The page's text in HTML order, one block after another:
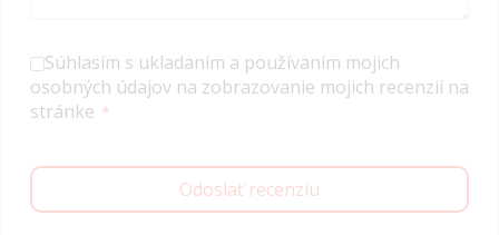
Súhlasím s ukladaním a používaním mojich
osobných údajov na zobrazovanie mojich recenzií na
stránke
Odoslať recenziu